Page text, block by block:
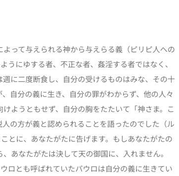
って与えられる神から与えらる義（ピリピ人への
にゆする者、不正な者、姦淫する者ではなく、
に二度断食し、自分の受けるものはみな、その十
自分の義に生き、自分の罪がわからず、他の人々
ようともせず、自分の胸をたたいて「神さま。こ
の方が義と認められることを語ったのでした（ル
とに、あなたがたに告げます。もしあなたがたの
あなたがたは決して天の御国に、入れません。
ロとも呼ばれていたパウロは自分の義に生きてい